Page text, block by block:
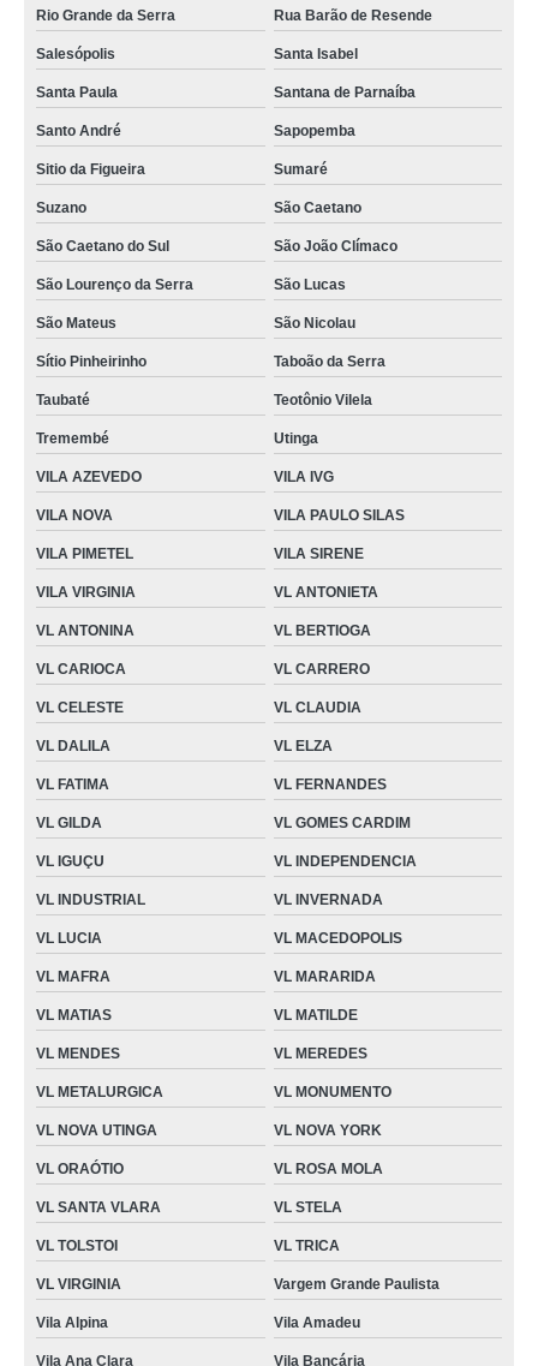
fornecedor de queijomatic fechada Jardim Textil
preço de máquina queijomatic Cidade Continental
fornecedor de queijomatic 3000 litros Vila Sonia
Rio Grande da Serra Rua Barão de Resende
Salesópolis Santa Isabel
Santa Paula Santana de Parnaíba
Santo André Sapopemba
Sitio da Figueira Sumaré
Suzano São Caetano
São Caetano do Sul São João Clímaco
São Lourenço da Serra São Lucas
São Mateus São Nicolau
Sítio Pinheirinho Taboão da Serra
Taubaté Teotônio Vilela
Tremembé Utinga
VILA AZEVEDO VILA IVG
VILA NOVA VILA PAULO SILAS
VILA PIMETEL VILA SIRENE
VILA VIRGINIA VL ANTONIETA
VL ANTONINA VL BERTIOGA
VL CARIOCA VL CARRERO
VL CELESTE VL CLAUDIA
VL DALILA VL ELZA
VL FATIMA VL FERNANDES
VL GILDA VL GOMES CARDIM
VL IGUÇU VL INDEPENDENCIA
VL INDUSTRIAL VL INVERNADA
VL LUCIA VL MACEDOPOLIS
VL MAFRA VL MARARIDA
VL MATIAS VL MATILDE
VL MENDES VL MEREDES
VL METALURGICA VL MONUMENTO
VL NOVA UTINGA VL NOVA YORK
VL ORAÓTIO VL ROSA MOLA
VL SANTA VLARA VL STELA
VL TOLSTOI VL TRICA
VL VIRGINIA Vargem Grande Paulista
Vila Alpina Vila Amadeu
Vila Ana Clara Vila Bancária